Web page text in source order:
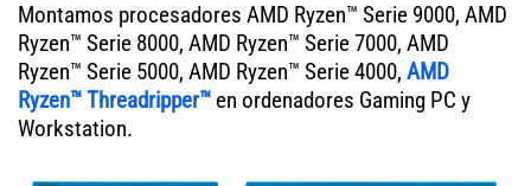
Montamos procesadores AMD Ryzen™ Serie 9000, AMD
Ryzen™ Serie 8000, AMD Ryzen™ Serie 7000, AMD
Ryzen™ Serie 5000, AMD Ryzen™ Serie 4000, AMD
Ryzen™ Threadripper™ en ordenadores Gaming PC y
Workstation.